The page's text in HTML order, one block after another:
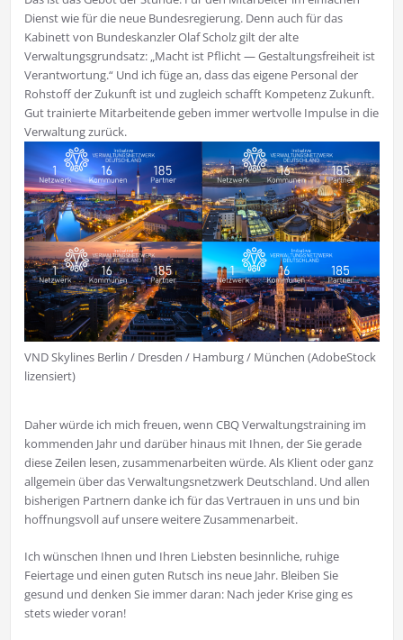
Dienst wie für die neue Bundesregierung. Denn auch für das
Kabinett von Bundeskanzler Olaf Scholz gilt der alte
Verwaltungsgrundsatz: „Macht ist Pflicht — Gestaltungsfreiheit ist
Verantwortung.“ Und ich füge an, dass das eigene Personal der
Rohstoff der Zukunft ist und zugleich schafft Kompetenz Zukunft.
Gut trainierte Mitarbeitende geben immer wertvolle Impulse in die
Verwaltung zurück.
VND Skylines Berlin / Dresden / Hamburg / München (AdobeStock
lizensiert)
Daher würde ich mich freuen, wenn CBQ Verwaltungstraining im
kommenden Jahr und darüber hinaus mit Ihnen, der Sie gerade
diese Zeilen lesen, zusammenarbeiten würde. Als Klient oder ganz
allgemein über das Verwaltungsnetzwerk Deutschland. Und allen
bisherigen Partnern danke ich für das Vertrauen in uns und bin
hoffnungsvoll auf unsere weitere Zusammenarbeit.
Ich wünschen Ihnen und Ihren Liebsten besinnliche, ruhige
Feiertage und einen guten Rutsch ins neue Jahr. Bleiben Sie
gesund und denken Sie immer daran: Nach jeder Krise ging es
stets wieder voran!